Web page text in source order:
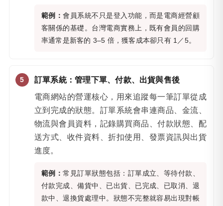
範例：會員系統不只是登入功能，而是電商經營顧
客關係的基礎。台灣電商實務上，既有會員的回購
率通常是新客的 3–5 倍，獲客成本卻只有 1／5。
訂單系統：管理下單、付款、出貨與售後
電商網站的營運核心，用來追蹤每一筆訂單從成
立到完成的狀態。訂單系統會串連商品、金流、
物流與會員資料，記錄購買商品、付款狀態、配
送方式、收件資料、折扣使用、發票資訊與出貨
進度。
範例：常見訂單狀態包括：訂單成立、等待付款、
付款完成、備貨中、已出貨、已完成、已取消、退
款中、退換貨處理中。狀態不完整就容易出現對帳